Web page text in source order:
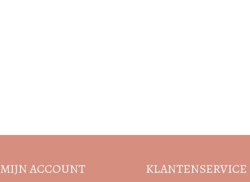
Volg de nieuwste trends en acties
MIJN ACCOUNT KLANTENSERVICE